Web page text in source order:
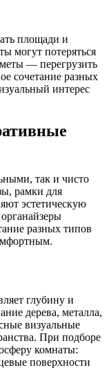
площади и
могут потеряться
— перегрузить
сочетание разных
интерес
так и чисто
рамки для
эстетическую
разных типов
глубину и
дерева, металла,
визуальные
При подборе
комнаты:
поверхности